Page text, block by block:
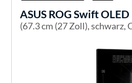
ASUS ROG Swift
(67.3 cm (27 Zoll),